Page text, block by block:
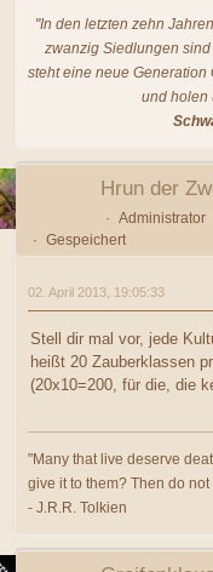
"In den letzten zehn
zwanzig Siedlungen
steht eine neue Generation
und holen
Hrun der
Administrator
Gespeichert
02. April 2013, 19:05:33
Stell dir mal vor, jede
heißt 20 Zauberklassen
(20x10=200, für die, die
"Many that live deserve
give it to them? Then do
- J.R.R. Tolkien